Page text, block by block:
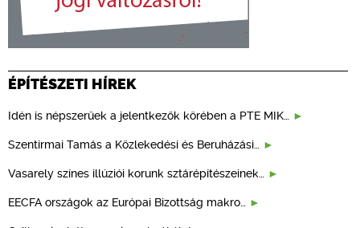
ÉPÍTÉSZETI HÍREK
Idén is népszerűek a jelentkezők körében a PTE MIK…
Szentirmai Tamás a Közlekedési és Beruházási…
Vasarely színes illúziói korunk sztárépítészeinek…
EECFA országok az Európai Bizottság makro…